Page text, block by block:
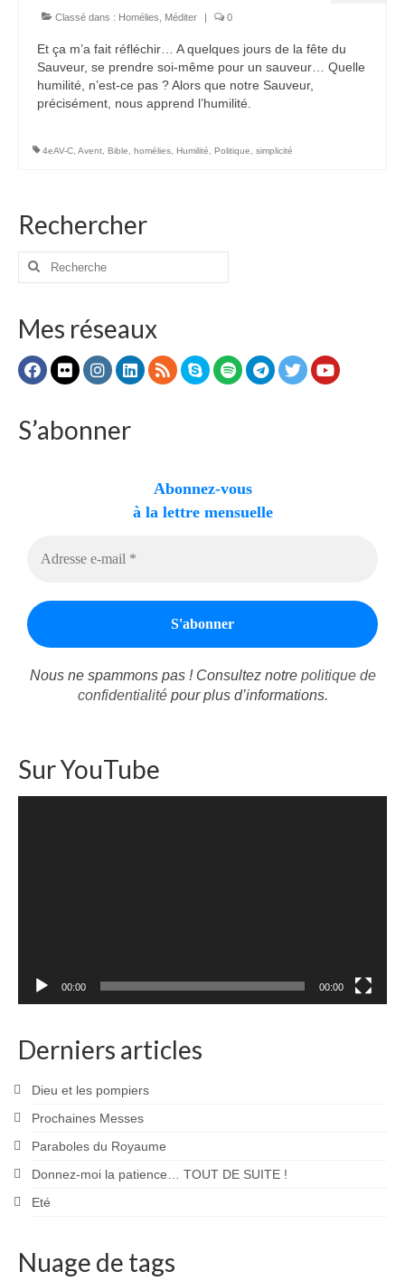
Films, Vidéos, Selfies
Selfies de Mariages
Vidéos Bibliques
Autres Vidéos
Conférences, Retraites
Enseignements ALTIUS
Autres Enseignements
Anciens enseignements Théodule
Prier
Partagez votre prière
Célébrer
Prochaines Messes
Classé dans : Homélies Méditer | 0
Et ça m’a fait réfléchir… A quelques jours de la fête du
Sauveur, se prendre soi-même pour un sauveur… Quelle
humilité, n’est-ce pas ? Alors que notre Sauveur,
précisément, nous apprend l’humilité.
4eAV-C Avent Bible homélies Humilité Politique simplicité
Rechercher
Rechercher
Mes réseaux
S’abonner
Abonnez-vous
à la lettre mensuelle
Nous ne spammons pas ! Consultez notre politique de
confidentialitépour plus d’informations.
Sur YouTube
00:00 00:00
Derniers articles
Dieu et les pompiers
Prochaines Messes
Paraboles du Royaume
Donnez-moi la patience… TOUT DE SUITE !
Eté
Nuage de tags